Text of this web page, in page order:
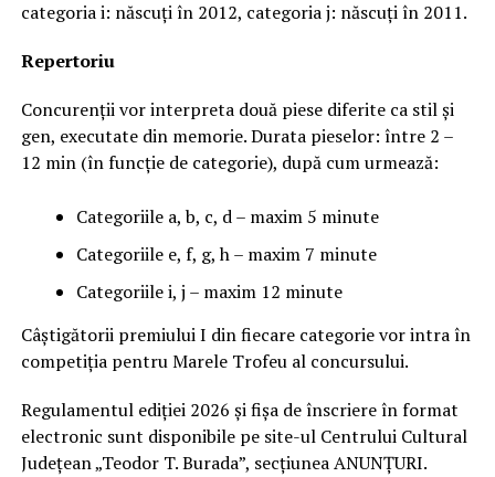
categoria i: născuți în 2012, categoria j: născuți în 2011.
Repertoriu
Concurenții vor interpreta două piese diferite ca stil și
gen, executate din memorie. Durata pieselor: între 2 –
12 min (în funcție de categorie), după cum urmează:
Categoriile a, b, c, d – maxim 5 minute
Categoriile e, f, g, h – maxim 7 minute
Categoriile i, j – maxim 12 minute
Câștigătorii premiului I din fiecare categorie vor intra în
competiția pentru Marele Trofeu al concursului.
Regulamentul ediției 2026 și fișa de înscriere în format
electronic sunt disponibile pe site-ul Centrului Cultural
Județean „Teodor T. Burada”, secțiunea ANUNȚURI.